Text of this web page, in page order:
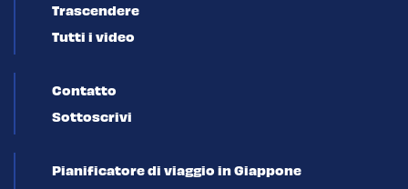
Trascendere
Tutti i video
Contatto
Sottoscrivi
Pianificatore di viaggio in Giappone